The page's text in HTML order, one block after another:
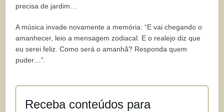
precisa de jardim…
A música invade novamente a memória: “E vai chegando o
amanhecer, leio a mensagem zodiacal. E o realejo diz que
eu serei feliz. Como será o amanhã? Responda quem
puder…”.
Receba conteúdos para